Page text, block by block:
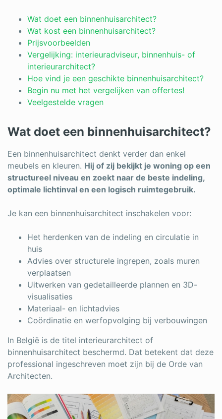
Log in
Wat doet een binnenhuisarchitect?
Wat kost een binnenhuisarchitect?
Prijsvoorbeelden
Vergelijking: interieuradviseur, binnenhuis- of
interieurarchitect?
Hoe vind je een geschikte binnenhuisarchitect?
Begin nu met het vergelijken van offertes!
Veelgestelde vragen
Wat doet een binnenhuisarchitect?
Een binnenhuisarchitect denkt verder dan enkel
meubels en kleuren. Hij of zij bekijkt je woning op een
structureel niveau en zoekt naar de beste indeling,
optimale lichtinval en een logisch ruimtegebruik.
Je kan een binnenhuisarchitect inschakelen voor:
Het herdenken van de indeling en circulatie in
huis
Advies over structurele ingrepen, zoals muren
verplaatsen
Uitwerken van gedetailleerde plannen en 3D-
visualisaties
Materiaal- en lichtadvies
Coördinatie en werfopvolging bij verbouwingen
In België is de titel interieurarchitect of
binnenhuisarchitect beschermd. Dat betekent dat deze
professional ingeschreven moet zijn bij de Orde van
Architecten.